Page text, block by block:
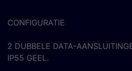
CONFIGURATIE
2 DUBBELE DATA-
IP55 GEEL.